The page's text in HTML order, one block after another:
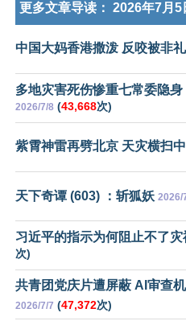
更多文章导读： 2026年7月5
中国大妈香港撒泼 反咬被非礼
多地灾害死伤惨重七常委隐
2026/7/8 (43,668次)
紫霄神雷再劈北京 天灾横扫
天下奇谭 (603) ：斩狐妖 2026/
习近平的指示为何阻止不了灾
次)
共青团党庆片遭屏蔽 AI审查
2026/7/7 (47,372次)